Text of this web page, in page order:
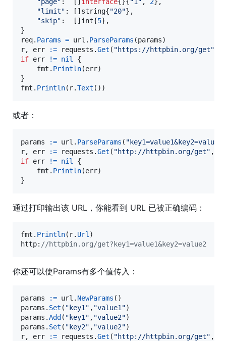
"limit" : [] string{"20"},
"skip" :  [] int{5},
req. Params = url . ParseParams (params
r, err := requests .Get ( "https://httpbin.org/get"
if err != nil
{
fmt . Println(err)
fmt . Println( r.Text ())
或者：
params := url . ParseParams ( "key1=value1&key2=value2"
r, err := requests .Get ( "http://httpbin.org/get" ,
if err != nil
{
fmt . Println(err)
}
通过打印输出该 URL，你能看到 URL 已被正确编码：
fmt . Println( r. Url
http: //httpbin.org/get?key1=value1&key2=value2
你还可以使Params有多个值传入：
params := url . NewParams
params . Set ( "key1" , "value1"
params .Add ( "key1" , "value2"
params . Set ( "key2" , "value2"
r, err := requests .Get ( "http://httpbin.org/get" ,